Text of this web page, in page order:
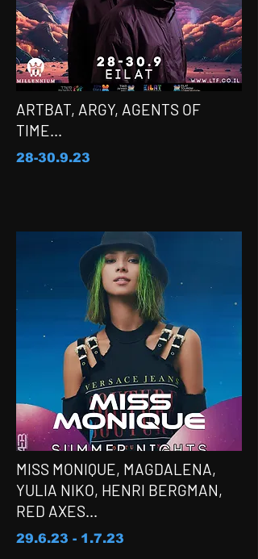
ARTBAT, ARGY, AGENTS OF
TIME...
28-30.9.23
MISS MONIQUE, MAGDALENA,
YULIA NIKO, HENRI BERGMAN,
RED AXES...
29.6.23 - 1.7.23